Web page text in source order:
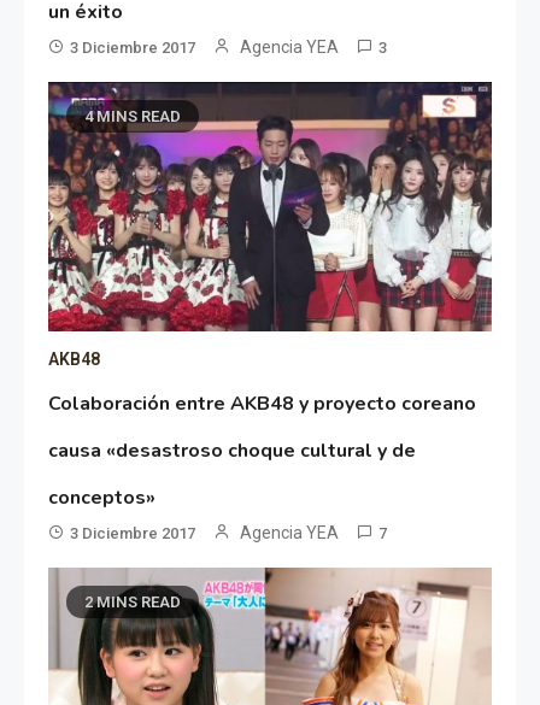
un éxito
3 Diciembre 2017 Agencia YEA 3
4 MINS READ
AKB48
Colaboración entre AKB48 y proyecto coreano
causa «desastroso choque cultural y de
conceptos»
3 Diciembre 2017 Agencia YEA 7
2 MINS READ